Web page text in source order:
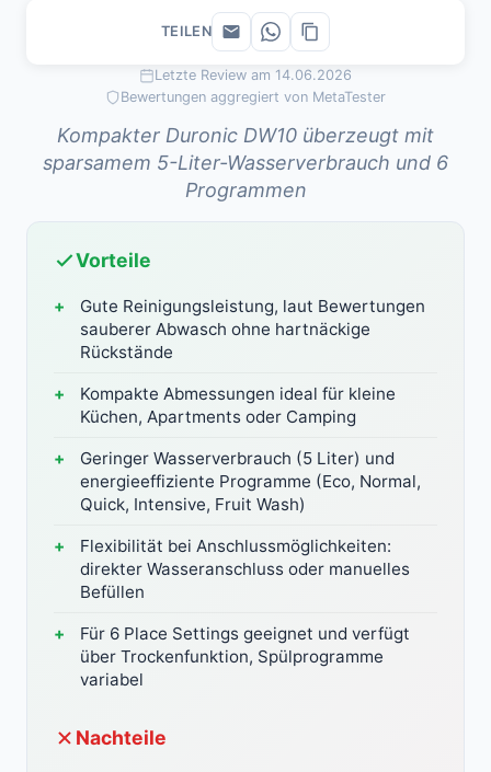
Letzte Review am 14.06.2026
Bewertungen aggregiert von MetaTester
Kompakter Duronic DW10 überzeugt mit
sparsamem 5-Liter-Wasserverbrauch und 6
Programmen
Vorteile
Gute Reinigungsleistung, laut Bewertungen
sauberer Abwasch ohne hartnäckige
Rückstände
Kompakte Abmessungen ideal für kleine
Küchen, Apartments oder Camping
Geringer Wasserverbrauch (5 Liter) und
energieeffiziente Programme (Eco, Normal,
Quick, Intensive, Fruit Wash)
Flexibilität bei Anschlussmöglichkeiten:
direkter Wasseranschluss oder manuelles
Befüllen
Für 6 Place Settings geeignet und verfügt
über Trockenfunktion, Spülprogramme
variabel
Nachteile
TEILEN